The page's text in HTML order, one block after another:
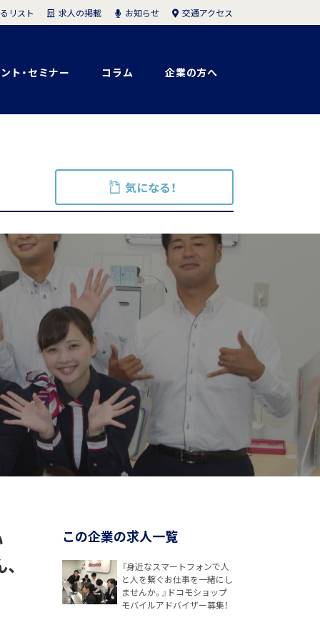
ト・セミナー コラム 企業の方へ
リスト 求人の掲載 お知らせ 交通アクセス
気になる！
この企業の求人一覧
『身近なスマートフォンで人
と人を繋ぐお仕事を一緒にし
ませんか。』ドコモショップ
モバイルアドバイザー募集！